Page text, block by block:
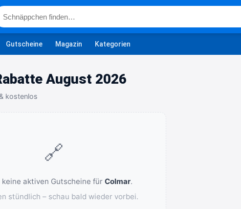
Gutscheine Magazin Kategorien
August 2026
kostenlos
🔗
aktiven Gutscheine für Colmar.
stündlich – schau bald wieder vorbei.